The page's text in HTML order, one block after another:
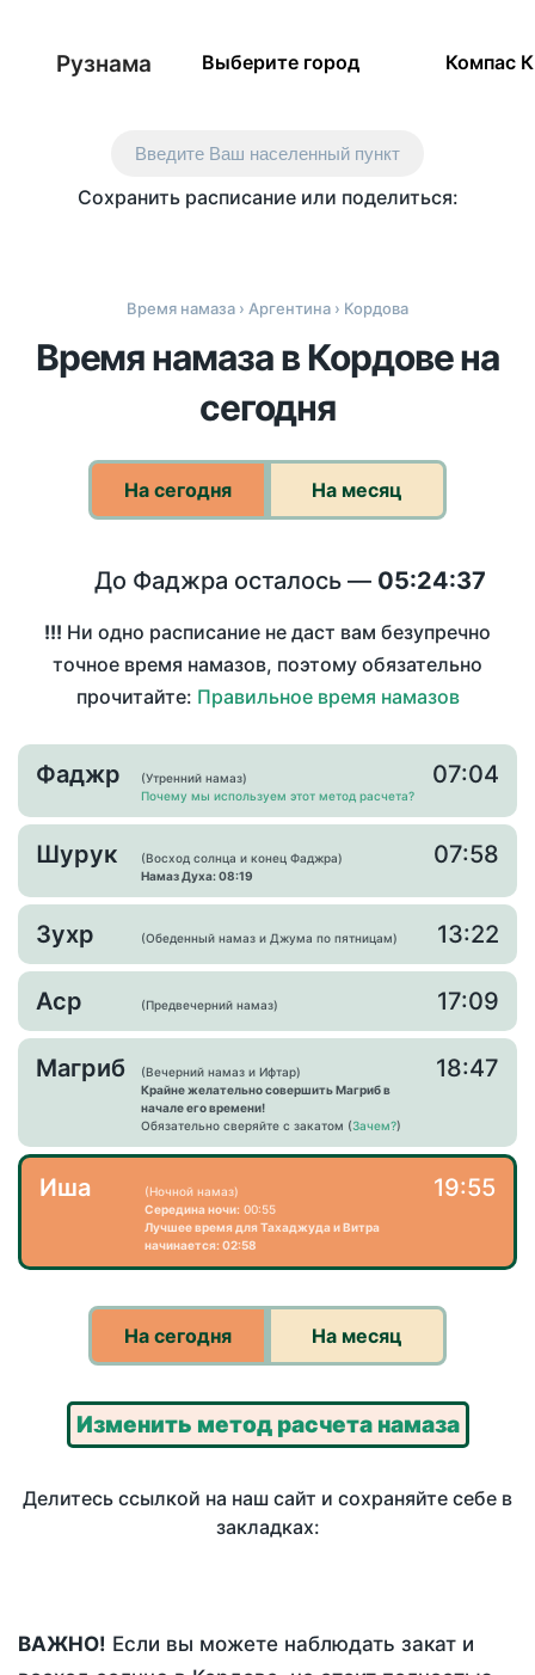
Рузнама Выберите город Компас
Введите Ваш населенный пункт
Сохранить расписание или поделиться:
Время намаза › Аргентина › Кордова
Время намаза в Кордове на
сегодня
На сегодня На месяц
До Фаджра осталось — 05:24:37
!!! Ни одно расписание не даст вам безупречно
точное время намазов, поэтому обязательно
прочитайте: Правильное время намазов
Фаджр
(Утренний намаз)
Почему мы используем этот метод расчета?
07:04
Шурук
(Восход солнца и конец Фаджра)
Намаз Духа: 08:19
07:58
Зухр (Обеденный намаз и Джума по пятницам) 13:22
Аср (Предвечерний намаз) 17:09
Магриб
(Вечерний намаз и Ифтар)
Крайне желательно совершить Магриб в
начале его времени!
Обязательно сверяйте с закатом (Зачем?)
18:47
Иша
(Ночной намаз)
Середина ночи: 00:55
Лучшее время для Тахаджуда и Витра
начинается: 02:58
19:55
На сегодня На месяц
Изменить метод расчета намаза
Делитесь ссылкой на наш сайт и сохраняйте себе в
закладках:
ВАЖНО! Если вы можете наблюдать закат и